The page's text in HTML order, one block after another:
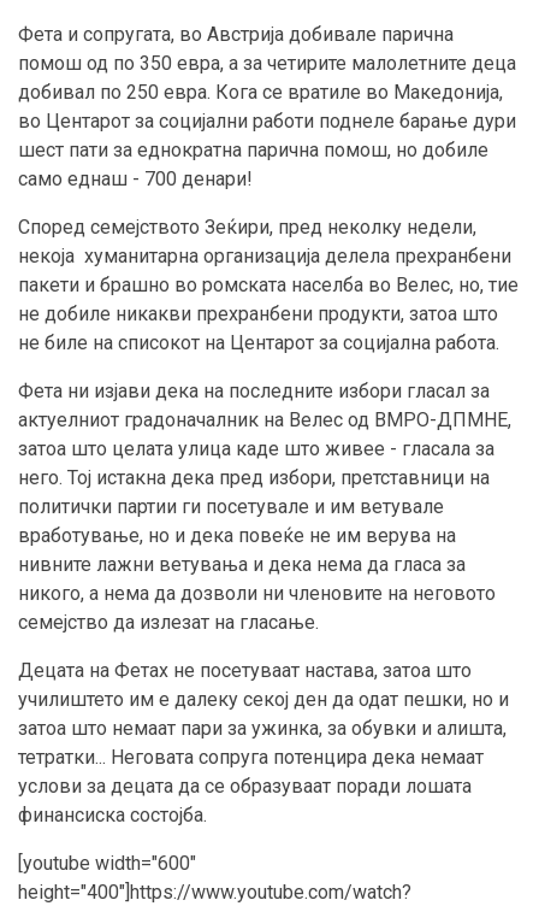
Фета и сопругата, во Австрија добивале парична
помош од по 350 евра, а за четирите малолетните деца
добивал по 250 евра. Кога се вратиле во Македонија,
во Центарот за социјални работи поднеле барање дури
шест пати за еднократна парична помош, но добиле
само еднаш - 700 денари!
Според семејството Зеќири, пред неколку недели,
некоја хуманитарна организација делела прехранбени
пакети и брашно во ромската населба во Велес, но, тие
не добиле никакви прехранбени продукти, затоа што
не биле на списокот на Центарот за социјална работа.
Фета ни изјави дека на последните избори гласал за
актуелниот градоначалник на Велес од ВМРО-ДПМНЕ,
затоа што целата улица каде што живее - гласала за
него. Тој истакна дека пред избори, претставници на
политички партии ги посетувале и им ветувале
вработување, но и дека повеќе не им верува на
нивните лажни ветувања и дека нема да гласа за
никого, а нема да дозволи ни членовите на неговото
семејство да излезат на гласање.
Децата на Фетах не посетуваат настава, затоа што
училиштето им е далеку секој ден да одат пешки, но и
затоа што немаат пари за ужинка, за обувки и алишта,
тетратки... Неговата сопруга потенцира дека немаат
услови за децата да се образуваат поради лошата
финансиска состојба.
[youtube width="600"
height="400"]https://www.youtube.com/watch?